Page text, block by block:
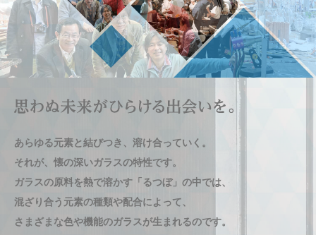
あらゆる元素と結びつき、溶け合っていく。
それが、懐の深いガラスの特性です。
ガラスの原料を熱で溶かす「るつぼ」の中では、
混ざり合う元素の種類や配合によって、
さまざまな色や機能のガラスが生まれるのです。
あらゆる元素と結びつき、溶け合っていく。
それが、懐の深いガラスの特性です。
ガラスの原料を熱で溶かす「るつぼ」の中では、
混ざり合う元素の種類や配合によって、
さまざまな色や機能のガラスが生まれるのです。
あらゆる元素と結びつき、溶け合っていく。
それが、懐の深いガラスの特性です。
ガラスの原料を熱で溶かす「るつぼ」の中では、
混ざり合う元素の種類や配合によって、
さまざまな色や機能のガラスが生まれるのです。
あらゆる元素と結びつき、溶け合っていく。
それが、懐の深いガラスの特性です。
ガラスの原料を熱で溶かす「るつぼ」の中では、
混ざり合う元素の種類や配合によって、
さまざまな色や機能のガラスが生まれるのです。
あらゆる元素と結びつき、溶け合っていく。
それが、懐の深いガラスの特性です。
ガラスの原料を熱で溶かす「るつぼ」の中では、
混ざり合う元素の種類や配合によって、
さまざまな色や機能のガラスが生まれるのです。